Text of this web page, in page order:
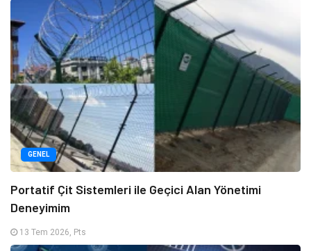
GENEL
Portatif Çit Sistemleri ile Geçici Alan Yönetimi
Deneyimim
13 Tem 2026, Pts